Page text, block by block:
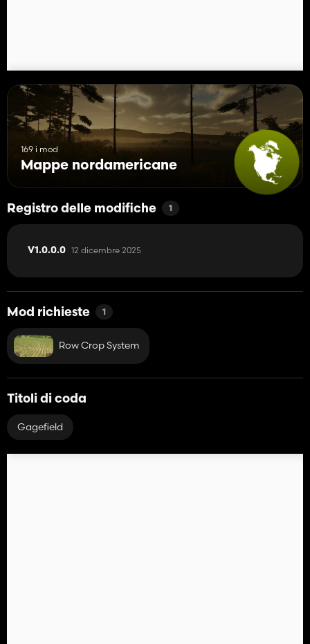
169 i mod
Mappe nordamericane
Registro delle modifiche 1
V1.0.0.0 12 dicembre 2025
Mod richieste 1
Row Crop System
Titoli di coda
Gagefield